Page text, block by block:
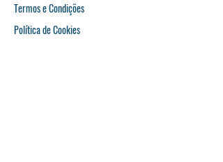
Termos e Condições
Política de Cookies